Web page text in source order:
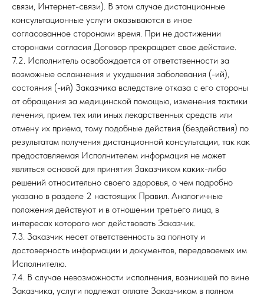
связи, Интернет-связи). В этом случае дистанционные
консультационные услуги оказываются в иное
согласованное сторонами время. При не достижении
сторонами согласия Договор прекращает свое действие.
7.2. Исполнитель освобождается от ответственности за
возможные осложнения и ухудшения заболевания (-ий),
состояния (-ий) Заказчика вследствие отказа с его стороны
от обращения за медицинской помощью, изменения тактики
лечения, прием тех или иных лекарственных средств или
отмену их приема, тому подобные действия (бездействия) по
результатам получения дистанционной консультации, так как
предоставляемая Исполнителем информация не может
являться основой для принятия Заказчиком каких-либо
решений относительно своего здоровья, о чем подробно
указано в разделе 2 настоящих Правил. Аналогичные
положения действуют и в отношении третьего лица, в
интересах которого мог действовать Заказчик.
7.3. Заказчик несет ответственность за полноту и
достоверность информации и документов, передаваемых им
Исполнителю.
7.4. В случае невозможности исполнения, возникшей по вине
Заказчика, услуги подлежат оплате Заказчиком в полном